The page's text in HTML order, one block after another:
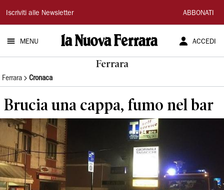
La
Nuova
Ferrara
Iscriviti alle Newsletter ABBONATI
MENU ACCEDI
Ferrara
Ferrara Cronaca
Brucia una cappa, fumo nel bar